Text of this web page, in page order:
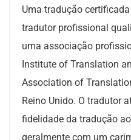
Uma tradução
tradutor profissional
uma associação
Institute of Translation
Association of
Reino Unido. O tradutor
fidelidade da tradução
geralmente com um